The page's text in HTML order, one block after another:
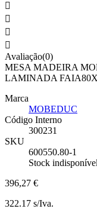




Avaliação(0)
MESA MADEIRA
LAMINADA
Marca
MOBEDUC
Código Interno
300231
SKU
600550.80-1
Stock
396,27 €
322.17 s/Iva.